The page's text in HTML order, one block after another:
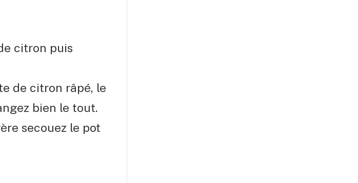
citron puis
de citron râpé, le
bien le tout.
secouez le pot